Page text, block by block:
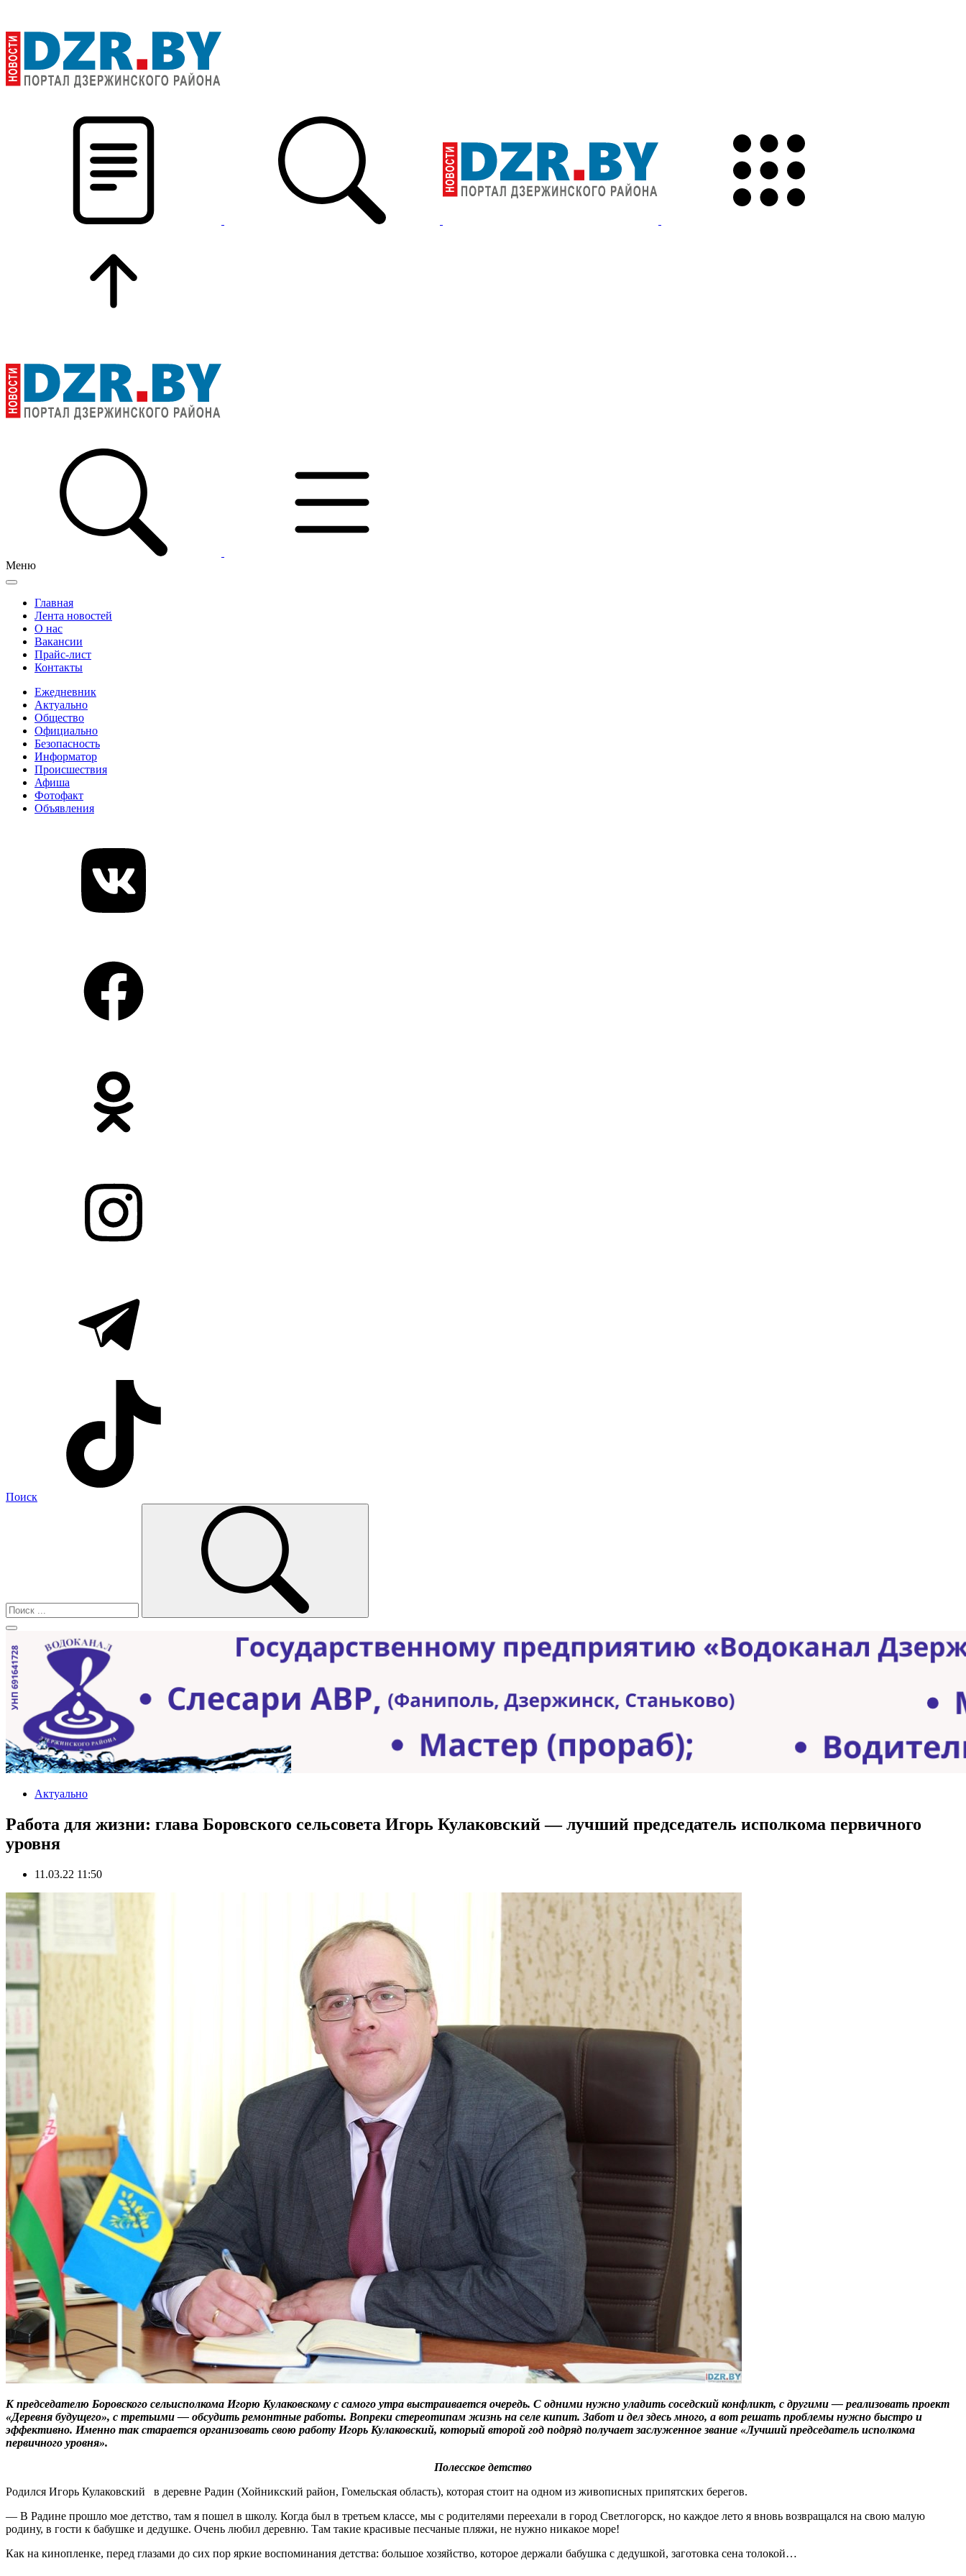
Меню
Главная
Лента новостей
О нас
Вакансии
Прайс-лист
Контакты
Ежедневник
Актуально
Общество
Официально
Безопасность
Информатор
Происшествия
Афиша
Фотофакт
Объявления
Поиск
Актуально
Работа для жизни: глава Боровского сельсовета Игорь Кулаковский — лучший председатель исполкома первичного
уровня
11.03.22 11:50
К председателю Боровского сельисполкома Игорю Кулаковскому с самого утра выстраивается очередь. С одними нужно уладить соседский конфликт, с другими — реализовать проект
«Деревня будущего», с третьими — обсудить ремонтные работы. Вопреки стереотипам жизнь на селе кипит. Забот и дел здесь много, а вот решать проблемы нужно быстро и
эффективно. Именно так старается организовать свою работу Игорь Кулаковский, который второй год подряд получает заслуженное звание «Лучший председатель исполкома
первичного уровня».
Полесское детство
Родился Игорь Кулаковский в деревне Радин (Хойникский район, Гомельская область), которая стоит на одном из живописных припятских берегов.
— В Радине прошло мое детство, там я пошел в школу. Когда был в третьем классе, мы с родителями переехали в город Светлогорск, но каждое лето я вновь возвращался на свою малую
родину, в гости к бабушке и дедушке. Очень любил деревню. Там такие красивые песчаные пляжи, не нужно никакое море!
Как на кинопленке, перед глазами до сих пор яркие воспоминания детства: большое хозяйство, которое держали бабушка с дедушкой, заготовка сена толокой…